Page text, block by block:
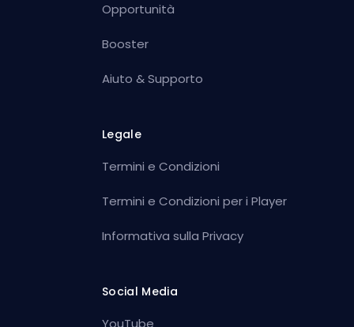
Opportunità
Booster
Aiuto & Supporto
Legale
Termini e Condizioni
Termini e Condizioni per i Player
Informativa sulla Privacy
Social Media
YouTube